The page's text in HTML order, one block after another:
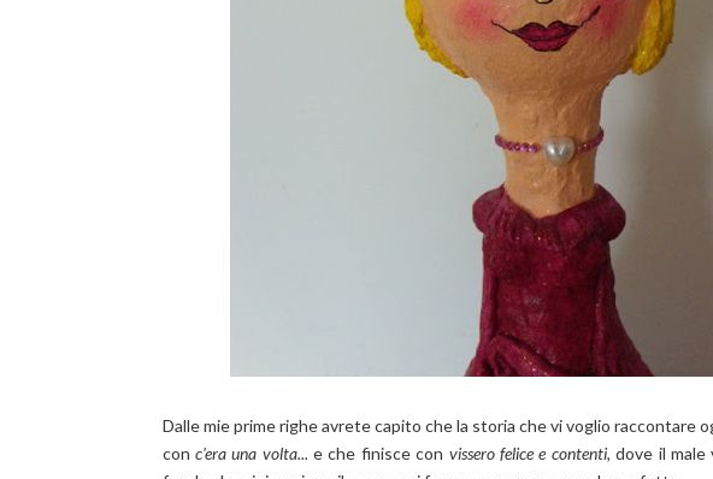
Dalle mie prime righe avrete capito che la storia che vi voglio raccontare
con c'era una volta... e che finisce con vissero felice e contenti, dove il